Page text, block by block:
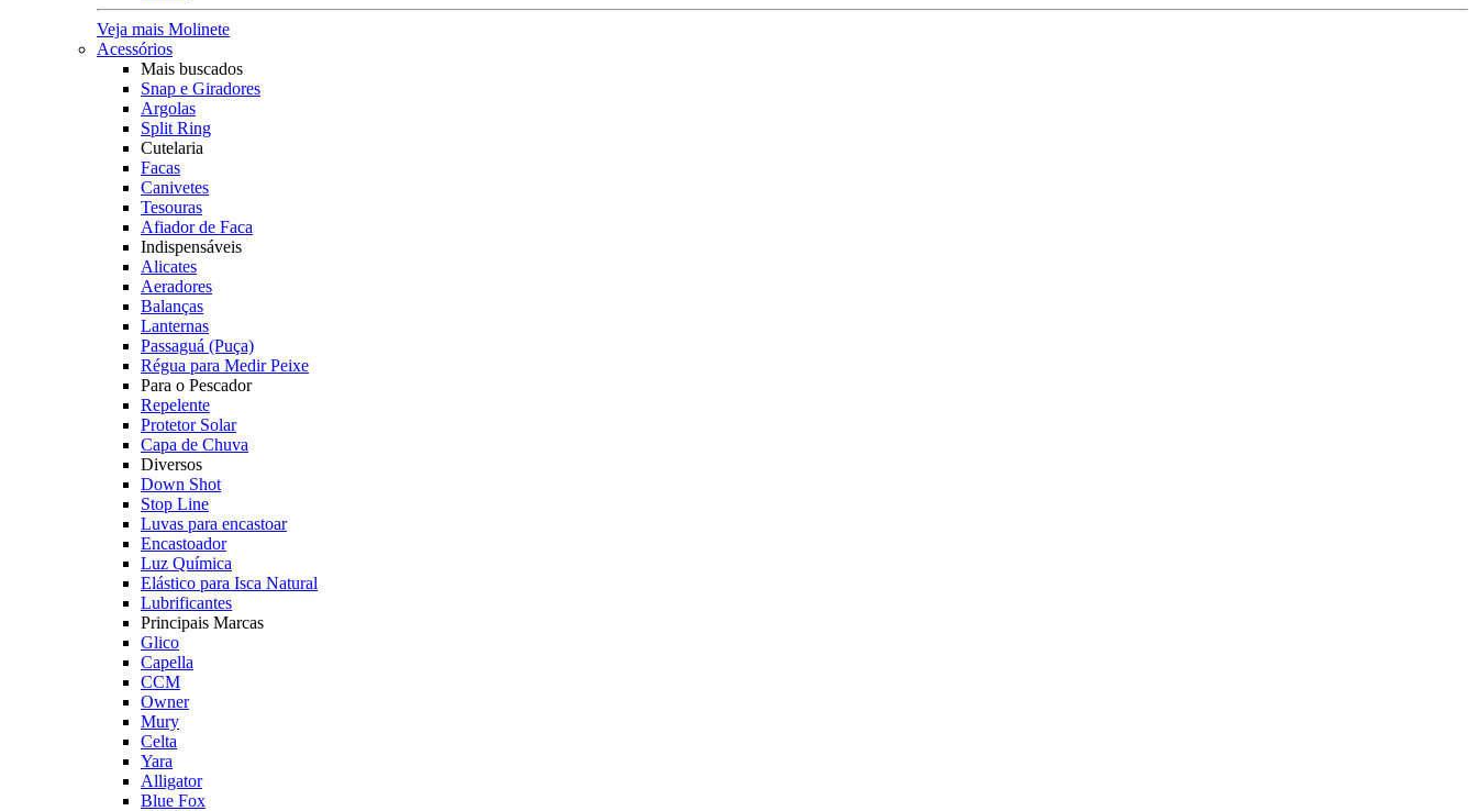
Veja mais Molinete
Acessórios
Mais buscados
Snap e Giradores
Argolas
Split Ring
Cutelaria
Facas
Canivetes
Tesouras
Afiador de Faca
Indispensáveis
Alicates
Aeradores
Balanças
Lanternas
Passaguá (Puça)
Régua para Medir Peixe
Para o Pescador
Repelente
Protetor Solar
Capa de Chuva
Diversos
Down Shot
Stop Line
Luvas para encastoar
Encastoador
Luz Química
Elástico para Isca Natural
Lubrificantes
Principais Marcas
Glico
Capella
CCM
Owner
Mury
Celta
Yara
Alligator
Blue Fox